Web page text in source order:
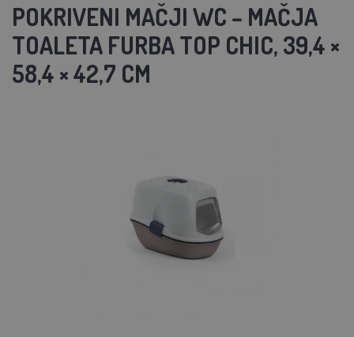
POKRIVENI MAČJI WC – MAČJA
TOALETA FURBA TOP CHIC, 39,4 ×
58,4 × 42,7 CM